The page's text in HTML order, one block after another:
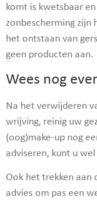
komt is kwetsbaar
zonbescherming
het ontstaan van
geen producten aan.
Wees nog
Na het verwijderen
wrijving, reinig uw
(oog)make-up nog
adviseren, kunt u
Ook het trekken aan
advies om pas een